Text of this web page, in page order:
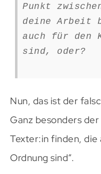
Punkt
deine Arbeit
auch für den
sind, oder?
Nun, das ist der
Ganz besonders der
Texter:in finden, die
Ordnung sind“.